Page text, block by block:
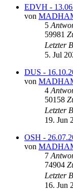
EDVH -
von
5
59981
Letzter
5. Jul
DUS -
von
4
50158
Letzter
19. Jun
OSH -
von
7
74904
Letzter
16. Jun